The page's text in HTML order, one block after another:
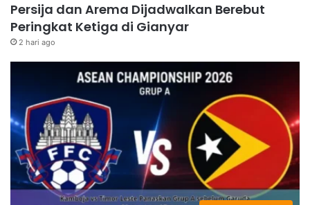
Persija dan Arema Dijadwalkan Berebut
Peringkat Ketiga di Gianyar
2 hari ago